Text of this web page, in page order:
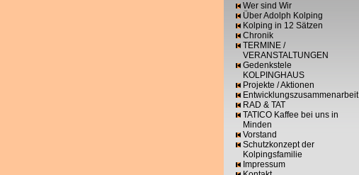
Wer sind Wir
Über Adolph Kolping
Kolping in 12 Sätzen
Chronik
TERMINE /
VERANSTALTUNGEN
Gedenkstele
KOLPINGHAUS
Projekte / Aktionen
Entwicklungszusammenarbeit
RAD & TAT
TATICO Kaffee bei uns in
Minden
Vorstand
Schutzkonzept der
Kolpingsfamilie
Impressum